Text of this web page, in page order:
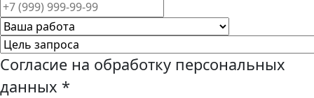
Согласие на обработку персональных
данных *